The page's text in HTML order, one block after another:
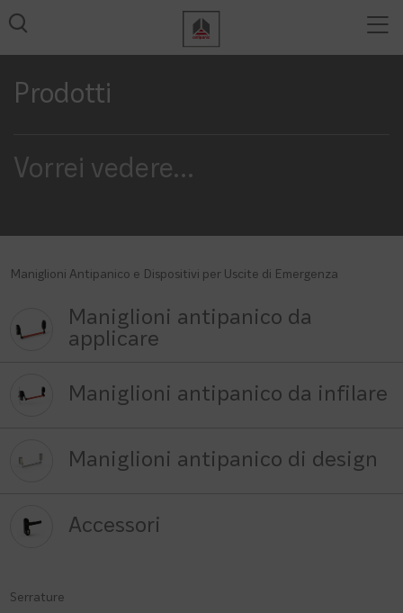
Prodotti
Vorrei vedere...
Maniglioni Antipanico e Dispositivi per Uscite di Emergenza
Maniglioni antipanico da
applicare
Maniglioni antipanico da infilare
Maniglioni antipanico di design
Accessori
Serrature